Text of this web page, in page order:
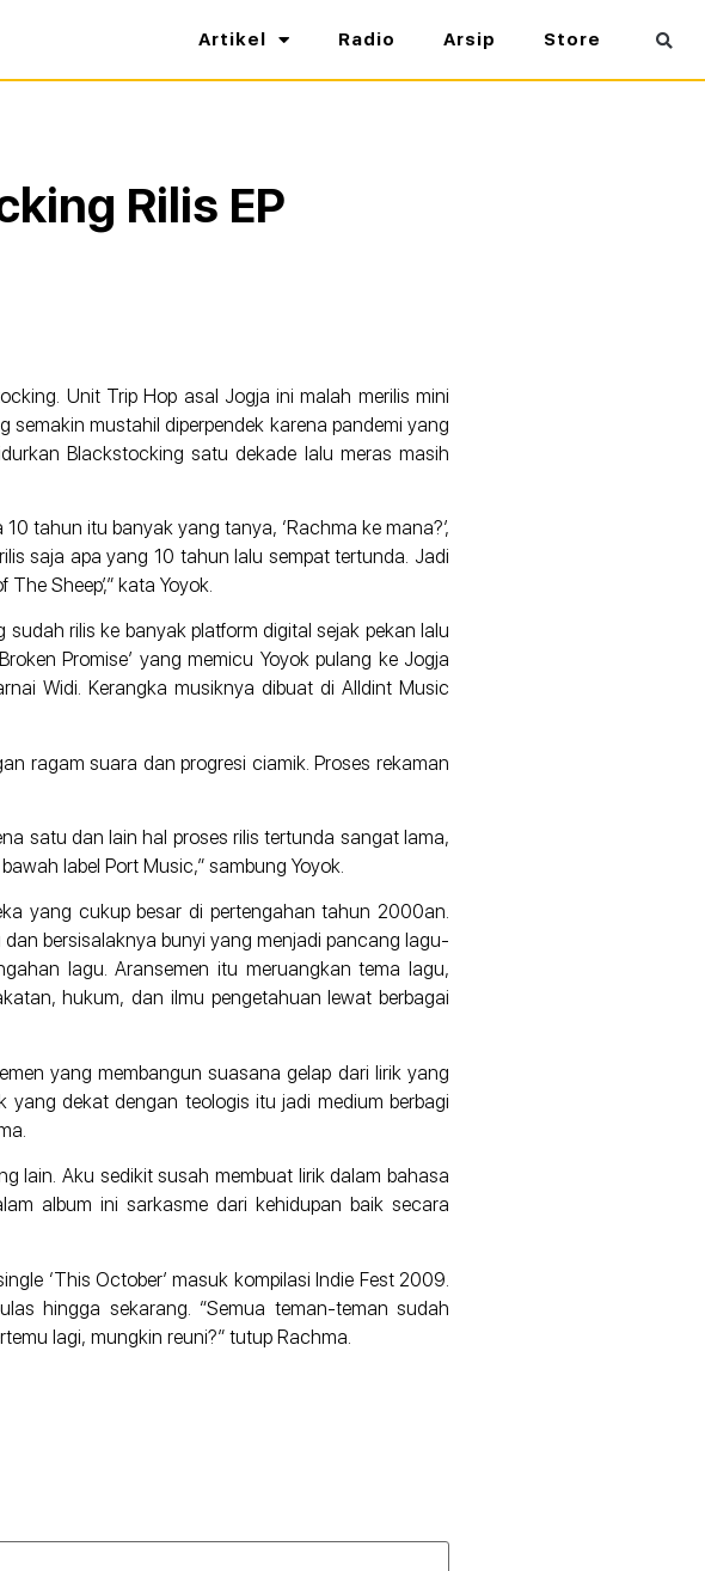
Artikel Radio Arsip Store
Rilis EP
Unit Trip Hop asal Jogja ini malah merilis mini
mustahil diperpendek karena pandemi yang
Blackstocking satu dekade lalu meras masih
tahun itu banyak yang tanya, ‘Rachma ke mana?’,
saja apa yang 10 tahun lalu sempat tertunda. Jadi
Sheep’,” kata Yoyok.
sudah rilis ke banyak platform digital sejak pekan lalu
Promise’ yang memicu Yoyok pulang ke Jogja
Widi. Kerangka musiknya dibuat di Alldint Music
ragam suara dan progresi ciamik. Proses rekaman
satu dan lain hal proses rilis tertunda sangat lama,
label Port Music,” sambung Yoyok.
yang cukup besar di pertengahan tahun 2000an.
bersisalaknya bunyi yang menjadi pancang lagu-
lagu. Aransemen itu meruangkan tema lagu,
hukum, dan ilmu pengetahuan lewat berbagai
yang membangun suasana gelap dari lirik yang
dekat dengan teologis itu jadi medium berbagi
lain. Aku sedikit susah membuat lirik dalam bahasa
album ini sarkasme dari kehidupan baik secara
‘This October’ masuk kompilasi Indie Fest 2009.
hingga sekarang. “Semua teman-teman sudah
lagi, mungkin reuni?” tutup Rachma.